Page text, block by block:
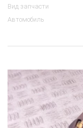
Вид запчасти
Автомобиль